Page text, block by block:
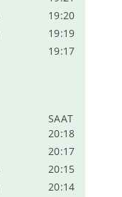
19:20
19:19
19:17
SAAT
20:18
20:17
20:15
20:14